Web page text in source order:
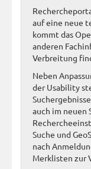
auf eine neue
kommt das
anderen
Verbreitung
Neben
der Usability
auch im neuen
Suche und
nach
Merklisten zur